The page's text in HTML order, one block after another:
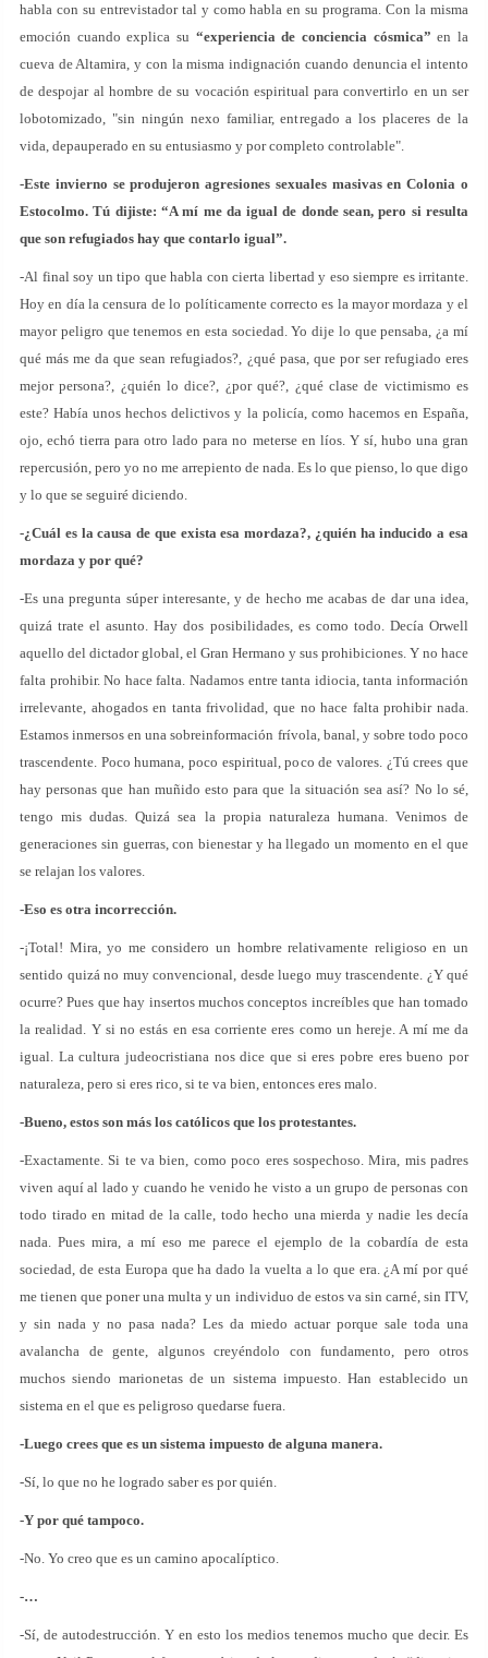
habla con su entrevistador tal y como habla en su programa. Con la misma
emoción cuando explica su “experiencia de conciencia cósmica” en la
cueva de Altamira, y con la misma indignación cuando denuncia el intento
de despojar al hombre de su vocación espiritual para convertirlo en un ser
lobotomizado, "sin ningún nexo familiar, entregado a los placeres de la
vida, depauperado en su entusiasmo y por completo controlable".
-Este invierno se produjeron agresiones sexuales masivas en Colonia o
Estocolmo. Tú dijiste: “A mí me da igual de donde sean, pero si resulta
que son refugiados hay que contarlo igual”.
-Al final soy un tipo que habla con cierta libertad y eso siempre es irritante.
Hoy en día la censura de lo políticamente correcto es la mayor mordaza y el
mayor peligro que tenemos en esta sociedad. Yo dije lo que pensaba, ¿a mí
qué más me da que sean refugiados?, ¿qué pasa, que por ser refugiado eres
mejor persona?, ¿quién lo dice?, ¿por qué?, ¿qué clase de victimismo es
este? Había unos hechos delictivos y la policía, como hacemos en España,
ojo, echó tierra para otro lado para no meterse en líos. Y sí, hubo una gran
repercusión, pero yo no me arrepiento de nada. Es lo que pienso, lo que digo
y lo que se seguiré diciendo.
-¿Cuál es la causa de que exista esa mordaza?, ¿quién ha inducido a esa
mordaza y por qué?
-Es una pregunta súper interesante, y de hecho me acabas de dar una idea,
quizá trate el asunto. Hay dos posibilidades, es como todo. Decía Orwell
aquello del dictador global, el Gran Hermano y sus prohibiciones. Y no hace
falta prohibir. No hace falta. Nadamos entre tanta idiocia, tanta información
irrelevante, ahogados en tanta frivolidad, que no hace falta prohibir nada.
Estamos inmersos en una sobreinformación frívola, banal, y sobre todo poco
trascendente. Poco humana, poco espiritual, poco de valores. ¿Tú crees que
hay personas que han muñido esto para que la situación sea así? No lo sé,
tengo mis dudas. Quizá sea la propia naturaleza humana. Venimos de
generaciones sin guerras, con bienestar y ha llegado un momento en el que
se relajan los valores.
-Eso es otra incorrección.
-¡Total! Mira, yo me considero un hombre relativamente religioso en un
sentido quizá no muy convencional, desde luego muy trascendente. ¿Y qué
ocurre? Pues que hay insertos muchos conceptos increíbles que han tomado
la realidad. Y si no estás en esa corriente eres como un hereje. A mí me da
igual. La cultura judeocristiana nos dice que si eres pobre eres bueno por
naturaleza, pero si eres rico, si te va bien, entonces eres malo.
-Bueno, estos son más los católicos que los protestantes.
-Exactamente. Si te va bien, como poco eres sospechoso. Mira, mis padres
viven aquí al lado y cuando he venido he visto a un grupo de personas con
todo tirado en mitad de la calle, todo hecho una mierda y nadie les decía
nada. Pues mira, a mí eso me parece el ejemplo de la cobardía de esta
sociedad, de esta Europa que ha dado la vuelta a lo que era. ¿A mí por qué
me tienen que poner una multa y un individuo de estos va sin carné, sin ITV,
y sin nada y no pasa nada? Les da miedo actuar porque sale toda una
avalancha de gente, algunos creyéndolo con fundamento, pero otros
muchos siendo marionetas de un sistema impuesto. Han establecido un
sistema en el que es peligroso quedarse fuera.
-Luego crees que es un sistema impuesto de alguna manera.
-Sí, lo que no he logrado saber es por quién.
-Y por qué tampoco.
-No. Yo creo que es un camino apocalíptico.
-…
-Sí, de autodestrucción. Y en esto los medios tenemos mucho que decir. Es